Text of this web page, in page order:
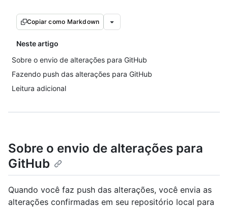
Copiar como Markdown
Neste artigo
Sobre o envio de alterações para GitHub
Fazendo push das alterações para GitHub
Leitura adicional
Sobre o envio de alterações para
GitHub
Quando você faz push das alterações, você envia as
alterações confirmadas em seu repositório local para